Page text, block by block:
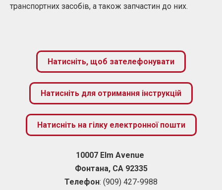
транспортних засобів, а також запчастин до них.
Натисніть, щоб зателефонувати
Натисніть для отримання інструкцій
Натисніть на гілку електронної пошти
10007 Elm Avenue
Фонтана, CA 92335
Телефон: (909) 427-9988